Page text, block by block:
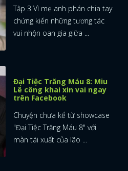
Tập 3 Vì mẹ anh phán chia tay
chứng kiến những tương tác
vui nhộn oan gia giữa ...
Đại Tiệc Trăng Máu 8: Miu
Lê công khai xin vai ngay
trên Facebook
Chuyện chưa kể từ showcase
"Đại Tiệc Trăng Máu 8" với
màn tái xuất của lão ...